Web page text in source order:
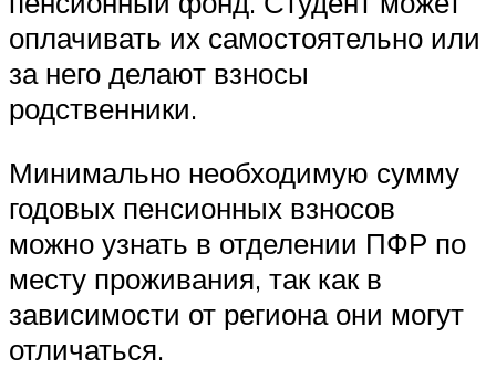
оплачивать их самостоятельно или
за него делают взносы
родственники.
Минимально необходимую сумму
годовых пенсионных взносов
можно узнать в отделении ПФР по
месту проживания, так как в
зависимости от региона они могут
отличаться.